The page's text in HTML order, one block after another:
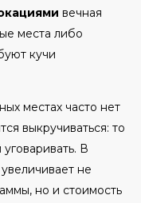
вечная
места либо
кучи
местах часто нет
выкручиваться: то
В
не
но и стоимость